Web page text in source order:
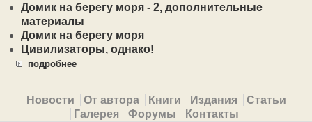
Домик на берегу моря - 2, дополнительные
материалы
Домик на берегу моря
Цивилизаторы, однако!
подробнее
Primary menu
Новости От автора Книги Издания
Статьи
Галерея
Форумы Контакты